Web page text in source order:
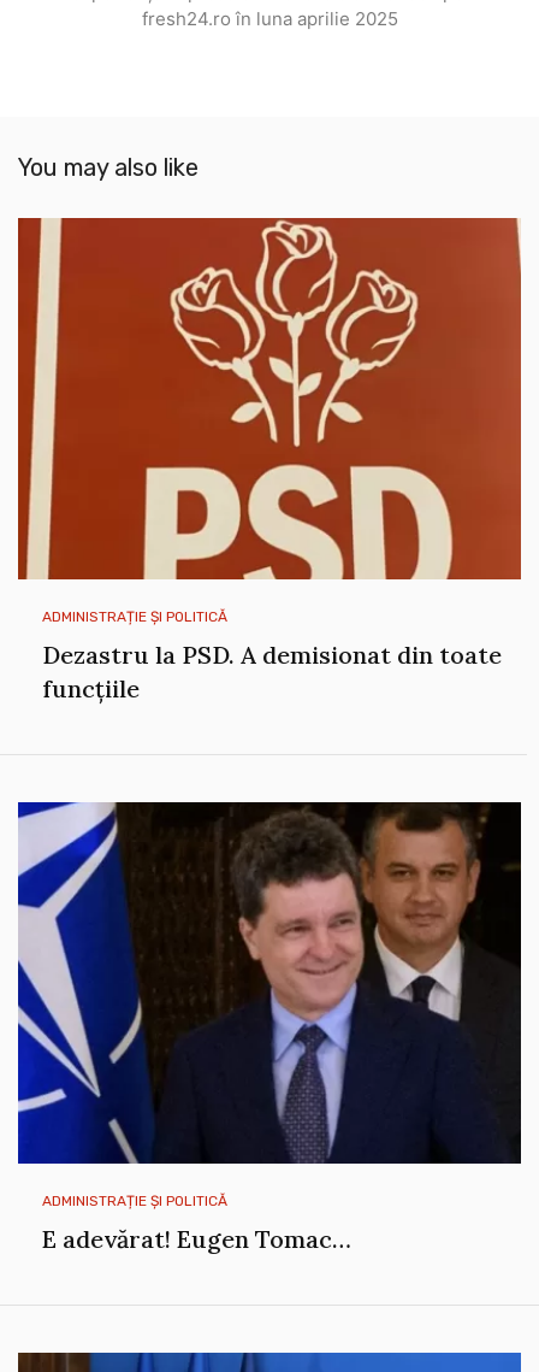
fresh24.ro în luna aprilie 2025
You may also like
ADMINISTRAȚIE ȘI POLITICĂ
Dezastru la PSD. A demisionat din toate
funcțiile
ADMINISTRAȚIE ȘI POLITICĂ
E adevărat! Eugen Tomac…